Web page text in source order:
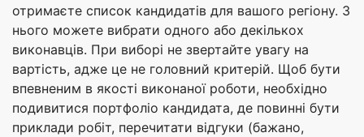
отримаєте список кандидатів для вашого регіону. З
нього можете вибрати одного або декількох
виконавців. При виборі не звертайте увагу на
вартість, адже це не головний критерій. Щоб бути
впевненим в якості виконаної роботи, необхідно
подивитися портфоліо кандидата, де повинні бути
приклади робіт, перечитати відгуки (бажано,